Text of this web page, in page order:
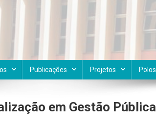
Publicações Projetos Polos
em Gestão Pública